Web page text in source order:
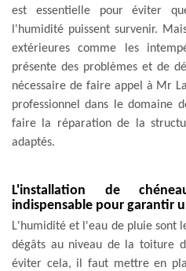
est essentielle pour éviter
l'humidité puissent survenir.
extérieures comme les
présente des problèmes et de
nécessaire de faire appel à Mr
professionnel dans le domaine
faire la réparation de la
adaptés.
L'installation de
indispensable pour garantir
L'humidité et l'eau de pluie sont
dégâts au niveau de la toiture
éviter cela, il faut mettre en